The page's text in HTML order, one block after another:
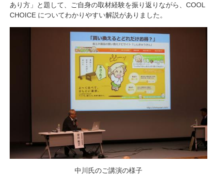
あり方」と題して、ご自身の取材経験を振り返りながら、COOL
CHOICE についてわかりやすい解説がありました。
中川氏のご講演の様子